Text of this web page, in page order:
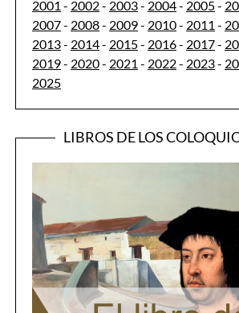
2001 - 2002- 2003- 2004- 2005-
2007- 2008- 2009- 2010- 2011 -
2013- 2014- 2015- 2016- 2017-
2019- 2020- 2021 - 2022- 2023-
2025
LIBROS DE LOS